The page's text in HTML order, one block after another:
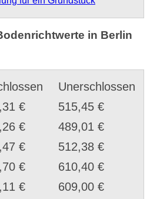
in Berlin
Unerschlossen
€
515,45 €
€
489,01 €
€
512,38 €
€
610,40 €
€
609,00 €